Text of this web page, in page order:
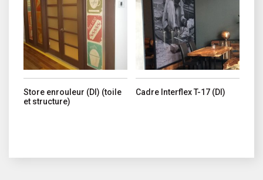
Store enrouleur (DI) (toile
et structure)
Cadre Interflex T-17 (DI)